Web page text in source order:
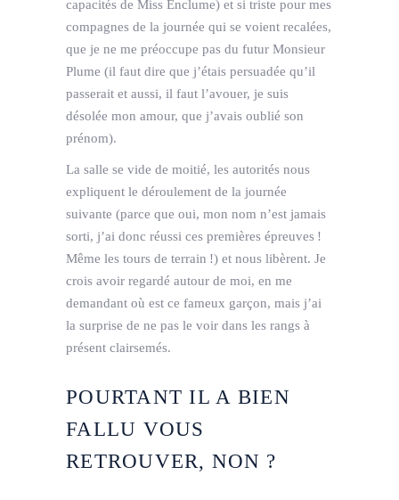
capacités de Miss Enclume) et si triste pour mes
compagnes de la journée qui se voient recalées,
que je ne me préoccupe pas du futur Monsieur
Plume (il faut dire que j’étais persuadée qu’il
passerait et aussi, il faut l’avouer, je suis
désolée mon amour, que j’avais oublié son
prénom).
La salle se vide de moitié, les autorités nous
expliquent le déroulement de la journée
suivante (parce que oui, mon nom n’est jamais
sorti, j’ai donc réussi ces premières épreuves !
Même les tours de terrain !) et nous libèrent. Je
crois avoir regardé autour de moi, en me
demandant où est ce fameux garçon, mais j’ai
la surprise de ne pas le voir dans les rangs à
présent clairsemés.
POURTANT IL A BIEN
FALLU VOUS
RETROUVER, NON ?